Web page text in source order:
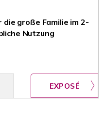
große Familie im 2-
Nutzung